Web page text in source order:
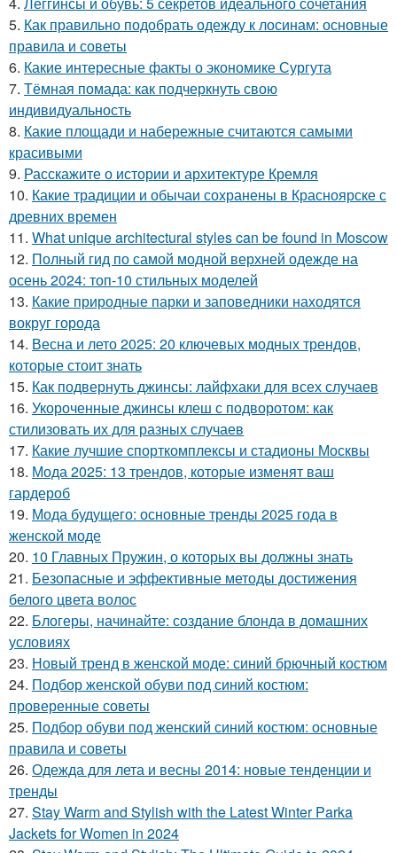
5. Как правильно подобрать одежду к лосинам: основные
правила и советы
6. Какие интересные факты о экономике Сургута
7. Тёмная помада: как подчеркнуть свою
индивидуальность
8. Какие площади и набережные считаются самыми
красивыми
9. Расскажите о истории и архитектуре Кремля
10. Какие традиции и обычаи сохранены в Красноярске с
древних времен
11. What unique architectural styles can be found in Moscow
12. Полный гид по самой модной верхней одежде на
осень 2024: топ-10 стильных моделей
13. Какие природные парки и заповедники находятся
вокруг города
14. Весна и лето 2025: 20 ключевых модных трендов,
которые стоит знать
15. Как подвернуть джинсы: лайфхаки для всех случаев
16. Укороченные джинсы клеш с подворотом: как
стилизовать их для разных случаев
17. Какие лучшие спорткомплексы и стадионы Москвы
18. Мода 2025: 13 трендов, которые изменят ваш
гардероб
19. Мода будущего: основные тренды 2025 года в
женской моде
20. 10 Главных Пружин, о которых вы должны знать
21. Безопасные и эффективные методы достижения
белого цвета волос
22. Блогеры, начинайте: создание блонда в домашних
условиях
23. Новый тренд в женской моде: синий брючный костюм
24. Подбор женской обуви под синий костюм:
проверенные советы
25. Подбор обуви под женский синий костюм: основные
правила и советы
26. Одежда для лета и весны 2014: новые тенденции и
тренды
27. Stay Warm and Stylish with the Latest Winter Parka
Jackets for Women in 2024